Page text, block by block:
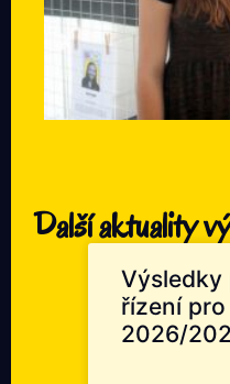
Další aktuality
Výsledky
řízení
2026/